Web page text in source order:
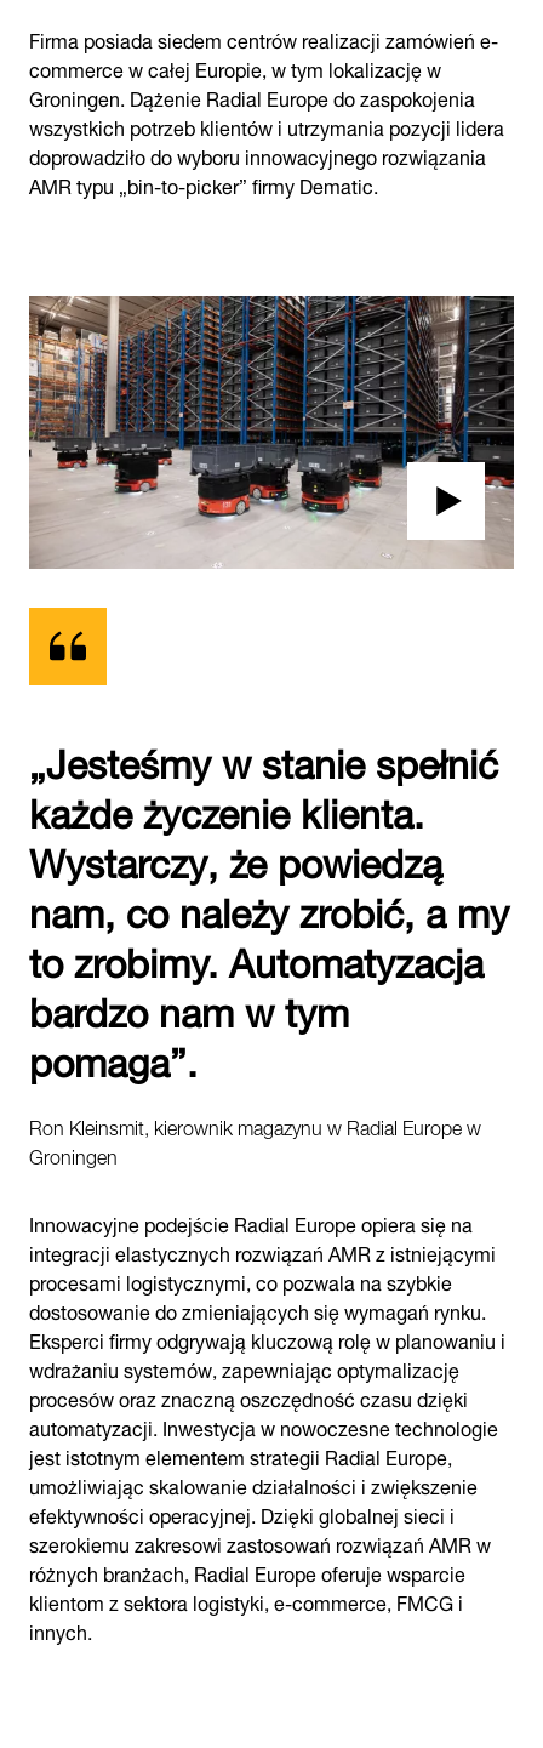
Firma posiada siedem centrów realizacji zamówień e-
commerce w całej Europie, w tym lokalizację w
Groningen. Dążenie Radial Europe do zaspokojenia
wszystkich potrzeb klientów i utrzymania pozycji lidera
doprowadziło do wyboru innowacyjnego rozwiązania
AMR typu „bin-to-picker” firmy Dematic.
„Jesteśmy w stanie spełnić
każde życzenie klienta.
Wystarczy, że powiedzą
nam, co należy zrobić, a my
to zrobimy. Automatyzacja
bardzo nam w tym
pomaga”.
Ron Kleinsmit, kierownik magazynu w Radial Europe w
Groningen
Innowacyjne podejście Radial Europe opiera się na
integracji elastycznych rozwiązań AMR z istniejącymi
procesami logistycznymi, co pozwala na szybkie
dostosowanie do zmieniających się wymagań rynku.
Eksperci firmy odgrywają kluczową rolę w planowaniu i
wdrażaniu systemów, zapewniając optymalizację
procesów oraz znaczną oszczędność czasu dzięki
automatyzacji. Inwestycja w nowoczesne technologie
jest istotnym elementem strategii Radial Europe,
umożliwiając skalowanie działalności i zwiększenie
efektywności operacyjnej. Dzięki globalnej sieci i
szerokiemu zakresowi zastosowań rozwiązań AMR w
różnych branżach, Radial Europe oferuje wsparcie
klientom z sektora logistyki, e-commerce, FMCG i
innych.